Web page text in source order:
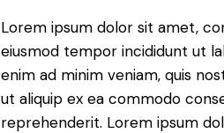
Lorem ipsum dolor sit amet,
eiusmod tempor incididunt ut
enim ad minim veniam, quis
ut aliquip ex ea commodo
reprehenderit. Lorem ipsum